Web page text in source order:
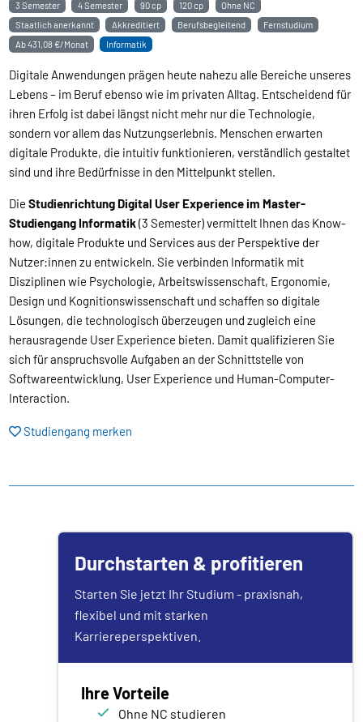
3 Semester 4 Semester 90 cp 120 cp
Ohne NC
Staatlich anerkannt
Akkreditiert Berufsbegleitend
Fernstudium
Ab431,08 €/Monat Informatik
Digitale Anwendungen prägen heute nahezu alle Bereiche unseres
Lebens – im Beruf ebenso wie im privaten Alltag. Entscheidend für
ihren Erfolg ist dabei längst nicht mehr nur die Technologie,
sondern vor allem das Nutzungserlebnis. Menschen erwarten
digitale Produkte, die intuitiv funktionieren, verständlich gestaltet
sind und ihre Bedürfnisse in den Mittelpunkt stellen.
DieStudienrichtung Digital User Experience im Master-
Studiengang Informatik(3 Semester) vermittelt Ihnen das Know-
how, digitale Produkte und Services aus der Perspektive der
Nutzer:innen zu entwickeln. Sie verbinden Informatik mit
Disziplinen wie Psychologie, Arbeitswissenschaft, Ergonomie,
Design und Kognitionswissenschaft und schaffen so digitale
Lösungen, die technologisch überzeugen und zugleich eine
herausragende User Experience bieten. Damit qualifizieren Sie
sich für anspruchsvolle Aufgaben an der Schnittstelle von
Softwareentwicklung, User Experience und Human-Computer-
Interaction.
Studiengang merken
Durchstarten & profitieren
Starten Sie jetzt Ihr Studium - praxisnah,
flexibel und mit starken
Karriereperspektiven.
Ihre Vorteile
Ohne NC studieren